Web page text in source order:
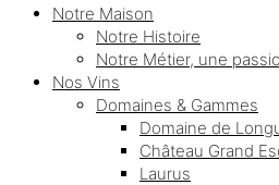
Notre Maison
Notre Histoire
Notre Métier, une
Nos Vins
Domaines & Gammes
Domaine de
Château Grand
Laurus